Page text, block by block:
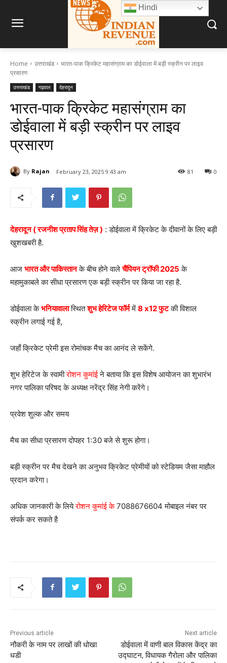
Home उत्तराखंड
भारत-पाक क्रिकेट महासंग्राम का डोईवाला में बड़ी स्क्रीन पर लाइव
प्रसारण
उत्तराखंड गढ़वाल देहरादून
भारत-पाक क्रिकेट महासंग्राम का
डोईवाला में बड़ी स्क्रीन पर लाइव
प्रसारण
By Rajan February 23, 2025 9:43 am 0
81
देहरादून ( रजनीश प्रताप सिंह तेज़ ) : डोईवाला में क्रिकेट के दीवानों के लिए बड़ी
खुशखबरी है.
आज भारत और पाकिस्तानके बीच होने वालेचैंपियन ट्रॉफी 2025 के
महामुकाबले का सीधा प्रसारण एक बड़ी स्क्रीन पर किया जा रहा है.
डोईवाला केभनियावालास्थितशुभ हेरिटेज फॉर्ममें 8 x12 फुटकी विशाल
स्क्रीन लगाई गई है,
जहाँ क्रिकेट प्रेमी इस रोमांचक मैच का आनंद ले सकेंगे.
शुभ हेरिटेज के स्वामीरोशन कुमांईने बताया कि इस विशेष आयोजन का शुभारंभ
नगर पालिका परिषद के अध्यक्ष नरेंद्र सिंह नेगी करेंगे।
प्रवेश शुल्क और समय
मैच का सीधा प्रसारण दोपहर 1:30 बजे से शुरू होगा।
बड़ी स्क्रीन पर मैच देखने का अनुभव क्रिकेट प्रेमीयों को स्टेडियम जैसा माहौल
प्रदान करेगा।
अधिक जानकारी के लियेरोशन कुमांई के7088676604 मोबाइल नंबर पर
संपर्क कर सकते है
Previous article
नौकरी के नाम पर लाखों की धोखा
धडी
Next article
डोईवाला में वाणी बाल विकास केंद्र का
उद्घाटन, विधायक गैरोला और पालिका
Hindi